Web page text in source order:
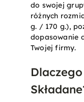
do swojej
różnych
g. / 170 g.),
dopasowanie
Twojej firmy.